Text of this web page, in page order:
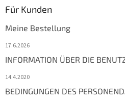
Für Kunden
Meine Bestellung
17.6.2026
INFORMATION ÜBER DIE
14.4.2020
BEDINGUNGEN DES